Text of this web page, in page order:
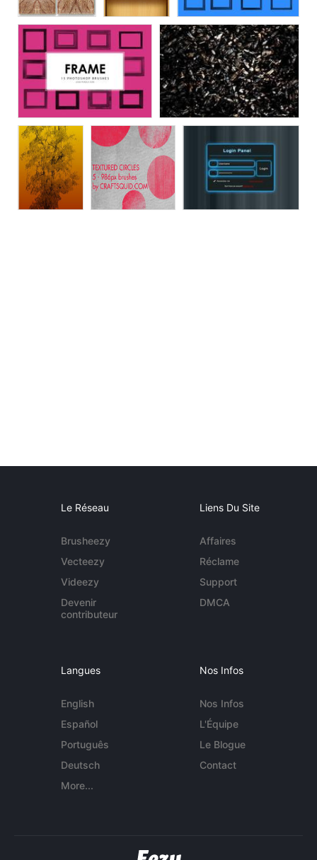
Le Réseau
Brusheezy
Vecteezy
Videezy
Devenir
contributeur
Liens Du Site
Affaires
Réclame
Support
DMCA
Langues
English
Español
Português
Deutsch
More...
Nos Infos
Nos Infos
L'Équipe
Le Blogue
Contact